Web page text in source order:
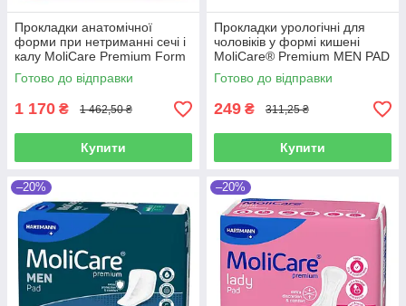
Прокладки анатомічної
форми при нетриманні сечі і
калу MoliCare Premium Form
9 крапель 16шт
Готово до відправки
1 170 ₴ 1 462,50 ₴
Купити
Прокладки урологічні для
чоловіків у формі кишені
MoliCare® Premium MEN PAD
2 краплі 14шт
Готово до відправки
249 ₴ 311,25 ₴
Купити
–20% –20%